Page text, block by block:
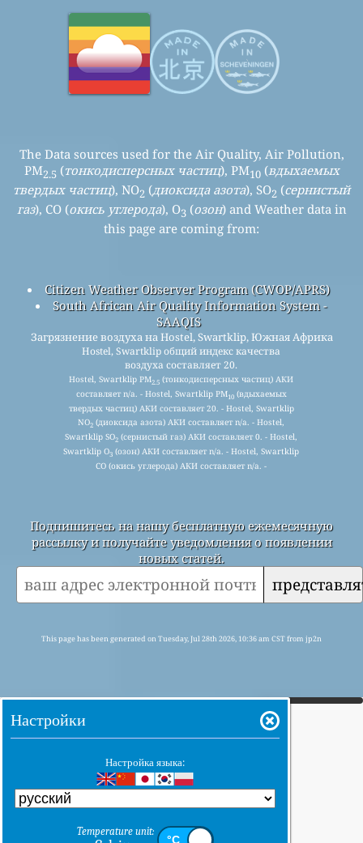
The Data sources used for the Air Quality, Air Pollution,
PM2.5 (тонкодисперсных частиц), PM10(вдыхаемых
твердых частиц), NO2 (диоксида азота), SO2 (сернистый
газ), CO (окись углерода), O3 (озон) and Weather data in
this page are coming from:
Citizen Weather Observer Program (CWOP/APRS)
South African Air Quality Information System -
SAAQIS
Загрязнение воздуха на Hostel, Swartklip, Южная Африка
Hostel, Swartklip общий индекс качества
воздуха составляет 20.
Hostel, Swartklip PM2.5 (тонкодисперсных частиц) АКИ
составляет n/a. - Hostel, Swartklip PM10(вдыхаемых
твердых частиц) АКИ составляет 20. - Hostel, Swartklip
NO2 (диоксида азота) АКИ составляет n/a. - Hostel,
Swartklip SO2 (сернистый газ) АКИ составляет 0. - Hostel,
Swartklip O3 (озон) АКИ составляет n/a. - Hostel, Swartklip
CO (окись углерода) АКИ составляет n/a. -
Подпишитесь на нашу бесплатную ежемесячную
рассылку и получайте уведомления о появлении
новых статей.
This page has been generated on Tuesday, Jul 28th 2026, 10:36 am CST from jp2n
Настройки
Настройка языка:
Temperature unit: